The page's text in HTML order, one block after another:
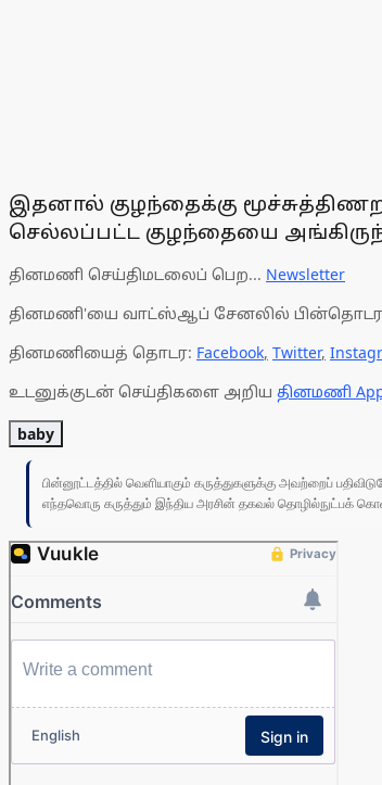
இதனால் குழந்தைக்கு
செல்லப்பட்ட குழந்தையை
தினமணி செய்திமடலைப் பெற... Newsletter
தினமணி'யை வாட்ஸ்ஆப் சேனலில்
தினமணியைத் தொடர: Facebook, Twitter,
உடனுக்குடன் செய்திகளை அறிய தினமணி
baby
பின்னூட்டத்தில் வெளியாகும் கருத்துகளுக்கு அவற்றைப்
எந்தவொரு கருத்தும் இந்திய அரசின் தகவல் தொழில்நுட்பக்